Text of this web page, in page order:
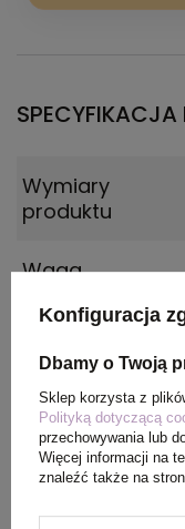
SPECYFIKACJA
Wymiary
produktu
Waga
Materiał
Kolor
PAKOWANIE
Konfiguracja
Dbamy o Twoją
Sklep korzysta z
Polityką dotyczącą
przechowywania lub
Więcej informacji na
znaleźć także na